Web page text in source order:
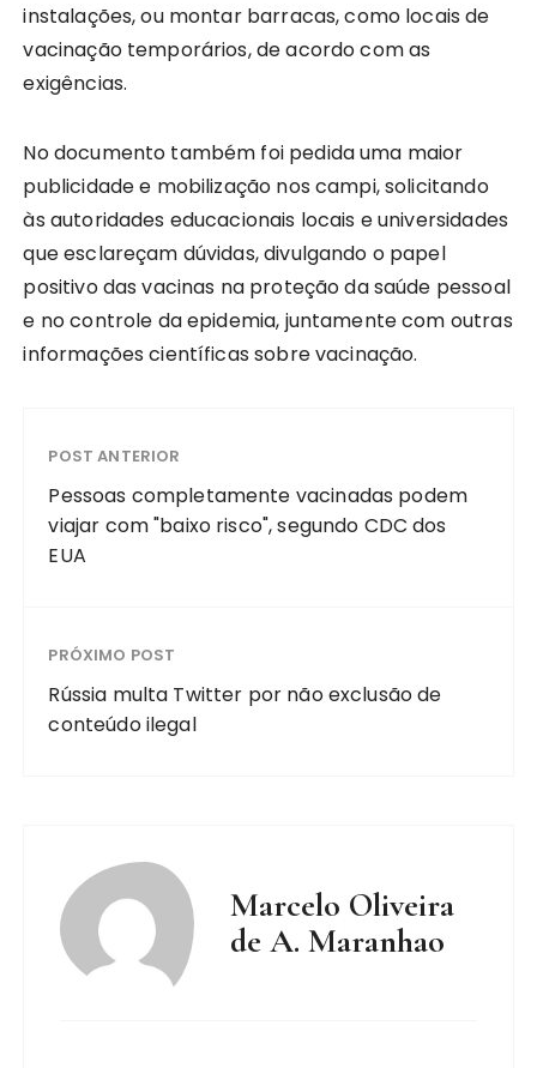
instalações, ou montar barracas, como locais de
vacinação temporários, de acordo com as
exigências.
No documento também foi pedida uma maior
publicidade e mobilização nos campi, solicitando
às autoridades educacionais locais e universidades
que esclareçam dúvidas, divulgando o papel
positivo das vacinas na proteção da saúde pessoal
e no controle da epidemia, juntamente com outras
informações científicas sobre vacinação.
POST ANTERIOR
Pessoas completamente vacinadas podem
viajar com "baixo risco", segundo CDC dos
EUA
PRÓXIMO POST
Rússia multa Twitter por não exclusão de
conteúdo ilegal
Marcelo Oliveira
de A. Maranhao